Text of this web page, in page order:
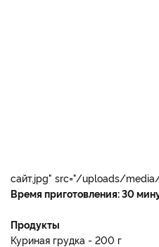
сайт.jpg" src="/uploads/
Время приготовления: 30
Продукты
Куриная грудка - 200 г